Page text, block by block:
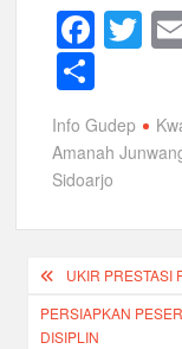
F
a
c
e
b
o
o
k
T
wi
tt
er
h
ar
e
Info Gudep
Amanah
Sidoarjo
Navigasi
pos
UKIR PRESTASI
PERSIAPKAN
DISIPLIN